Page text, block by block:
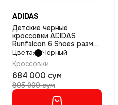
ADIDAS
Детские черные
кроссовки ADIDAS
Runfalcon 6 Shoes размер
21
Цвета:
Черный
Кроссовки
684 000 сум
805 000 сум